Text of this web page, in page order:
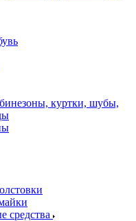
куртки, шубы,
средства